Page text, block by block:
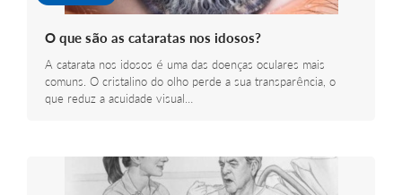
O que são as cataratas nos idosos?
A catarata nos idosos é uma das doenças oculares mais
comuns. O cristalino do olho perde a sua transparência, o
que reduz a acuidade visual…